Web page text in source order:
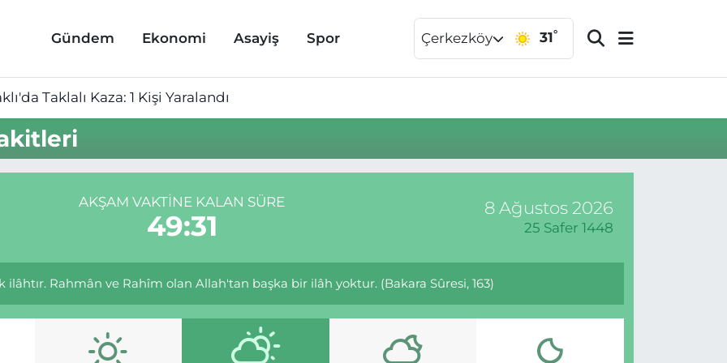
Gündem Ekonomi Asayiş Spor Çerkezköy 31°
Taklalı Kaza: 1 Kişi Yaralandı
AKŞAM VAKTINE KALAN SÜRE
49:30
8 Ağustos 2026
25 Safer 1448
ilâhtır. Rahmân ve Rahîm olan Allah'tan başka bir ilâh yoktur. (Bakara Sûresi, 163)